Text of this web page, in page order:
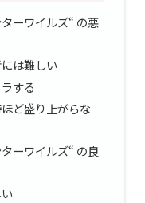
ーワイルズ“ の悪
は難しい
する
ど盛り上がらな
ーワイルズ“ の良